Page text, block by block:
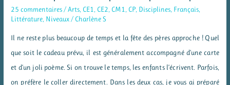
25 commentaires /Arts CE1 CE2 CM1 CP Disciplines Français
Littérature Niveaux / Charlène S
Il ne reste plus beaucoup de temps et la fête des pères approche ! Quel
que soit le cadeau prévu, il est généralement accompagné d’une carte
et d’un joli poème. Si on trouve le temps, les enfants l’écrivent. Parfois,
on préfère le coller directement. Dans les deux cas, je vous ai préparé